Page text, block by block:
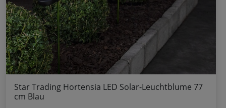
Star Trading Hortensia LED Solar-Leuchtblume 77
cm Blau